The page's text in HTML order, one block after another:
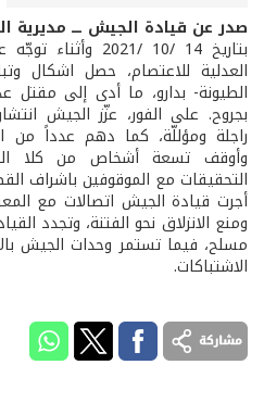
صدر عن قيادة الجيش ـــ مديرية
بتاريخ 14 /10 /
العدلية للاعتصام، حصل اشكال
الطيونة- بدارو، ما أدى إلى مقتل
بجروح. على الفور، عزّز الجيش
راجلة ومؤللّة، كما دهم عدداً من
وأوقف تسعة أشخاص من كلا
التحقيقات مع الموقوفين باشراف
أجرت قيادة الجيش اتصالات مع
ومنع الانزلاق نحو الفتنة، وتجدد
مسلح، فيما تستمر وحدات الجيش
الاشتباكات.